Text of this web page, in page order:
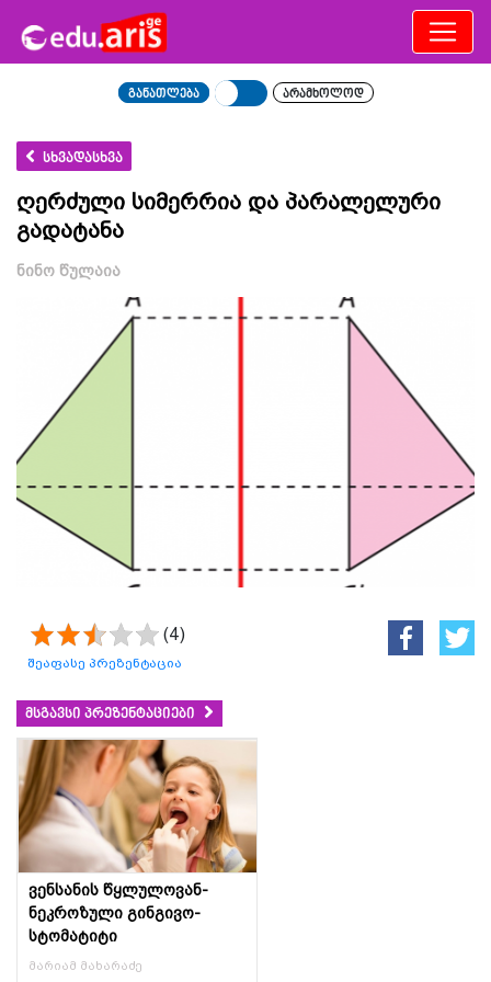
განათლება არამხოლოდ
სხვადასხვა
ღერძული სიმერრია და პარალელური
გადატანა
ნინო წულაია
(4)
შეაფასე პრეზენტაცია
მსგავსი პრეზენტაციები
ვენსანის წყლულოვან-
ნეკროზული გინგივო-
სტომატიტი
მარიამ მახარაძე